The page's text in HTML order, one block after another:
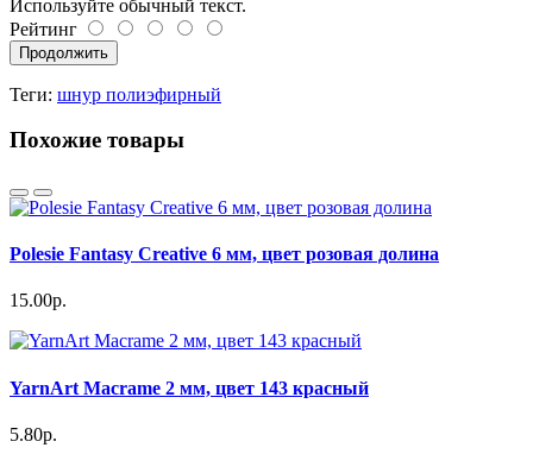
Используйте обычный текст.
Рейтинг
Продолжить
Теги: шнур полиэфирный
Похожие товары
Polesie Fantasy Creative 6 мм, цвет розовая долина
15.00р.
YarnArt Macrame 2 мм, цвет 143 красный
5.80р.